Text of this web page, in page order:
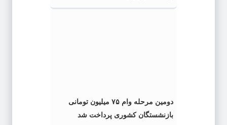
دومین مرحله وام ۷۵ میلیون تومانی
بازنشستگان کشوری پرداخت شد